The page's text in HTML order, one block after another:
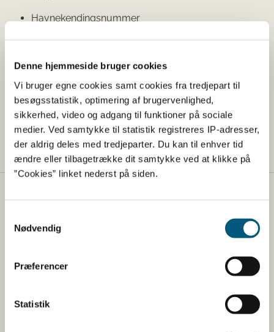
Denne hjemmeside bruger cookies
Vi bruger egne cookies samt cookies fra tredjepart til
besøgsstatistik, optimering af brugervenlighed,
sikkerhed, video og adgang til funktioner på sociale
medier. Ved samtykke til statistik registreres IP-adresser,
der aldrig deles med tredjeparter. Du kan til enhver tid
ændre eller tilbagetrække dit samtykke ved at klikke på
”Cookies” linket nederst på siden.
Nødvendig
Præferencer
Statistik
Havnekendingsnummer
EU-identifikationsnummer
Aktiv mail, der er tilknyttet fartøjet.
Ansøgningen skal indsendes på e-mail til
tilladelse@fiskeristyrelsen.dk
Fødevarestyrelsen
Fødevarestyrelsen er en styrelse under
Erhvervsministeriet. Styrelsen arbejder med hele
dyresundhed og sikker, sund mad. Vi står bag De
fra cafeer, restauranter og supermarkeder.